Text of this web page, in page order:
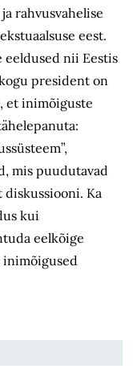
rahvusvahelise
eest.
eeldused nii Eestis
president on
et inimõiguste
mis puudutavad
diskussiooni. Ka
kui
eelkõige
inimõigused